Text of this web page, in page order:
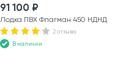
91 100 ₽
Лодка ПВХ Флагман 450 НДНД
2 отзыва
В наличии